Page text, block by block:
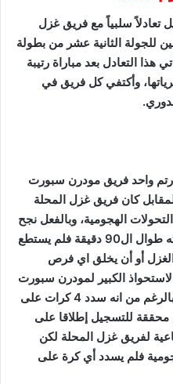
سلبياً مع فريق غزل
للجولة الثانية عشر من بطولة
التعادل بعد مباراة رتيبة
وأكتفي كل فريق في
رتم واحد فريق مودرن سبورت
كان فريق غزل المحلة
الهجومية، وبالفعل نجح
فريق غزل المحلة في احكام دفاعاته طوال ال90 دقيقة فلم يستطع
أو أن يخلق اي فرص
الكبير لمودرن سبورت
لكنه لم ينجح إلي ترجمته لخطورة بالرغم من انه سدد 4 كرات على
للتسجيل إطلاقا على
لفريق غزل المحلة لكن
فلم يسدد أي كرة على